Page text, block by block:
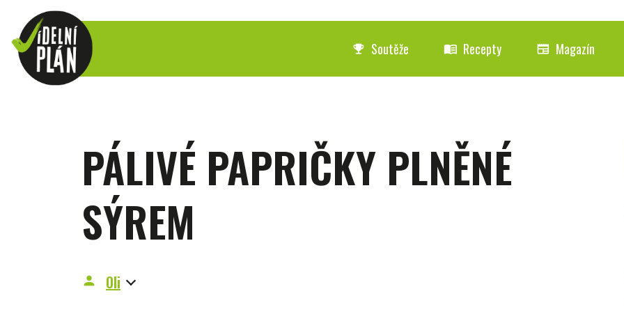
emoji_events Soutěže menu_book Recepty newspaper Magazín
PÁLIVÉ PAPRIČKY PLNĚNÉ
SÝREM
person Oli